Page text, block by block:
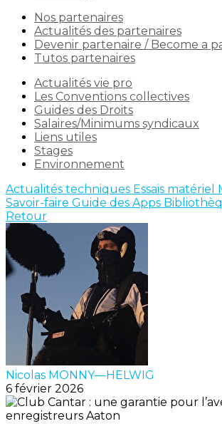
Nos partenaires
Actualités des partenaires
Devenir partenaire / Become a
Tutos partenaires
Actualités vie pro
Les Conventions collectives
Guides des Droits
Salaires/Minimums syndicaux
Liens utiles
Stages
Environnement
Actualités techniques Essais matériel
Savoir-faire Guide des Apps
Retour
Nicolas MONNY—HELWIG
6 février 2026